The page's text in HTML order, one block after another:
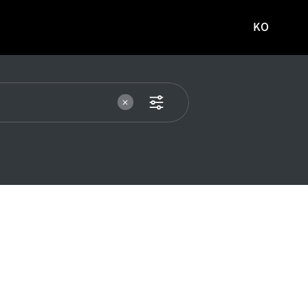
사이트로
KO